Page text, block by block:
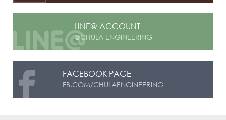
LINE@ ACCOUNT
@CHULA ENGINEERING
FACEBOOK PAGE
FB.COM/CHULAENGINEERING